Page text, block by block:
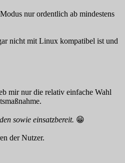
nur ordentlich ab mindestens
nicht mit Linux kompatibel ist und
mir nur die relativ einfache Wahl
sowie einsatzbereit. 😁
der Nutzer.